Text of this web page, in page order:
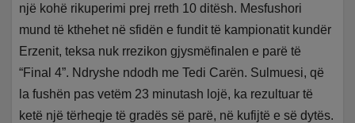
një kohë rikuperimi prej rreth 10 ditësh. Mesfushori
mund të kthehet në sfidën e fundit të kampionatit kundër
Erzenit, teksa nuk rrezikon gjysmëfinalen e parë të
“Final 4”. Ndryshe ndodh me Tedi Carën. Sulmuesi, që
la fushën pas vetëm 23 minutash lojë, ka rezultuar të
ketë një tërheqje të gradës së parë, në kufijtë e së dytës.